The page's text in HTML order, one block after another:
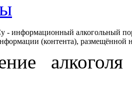
- информационный алкогольный
(контента), размещённой